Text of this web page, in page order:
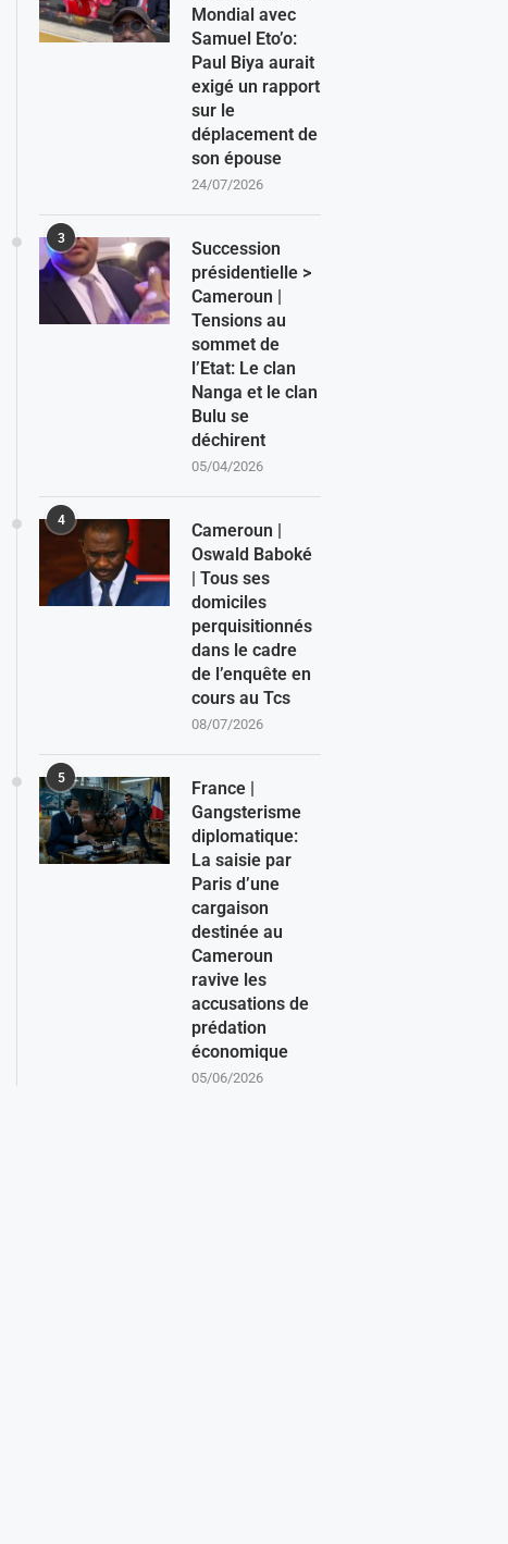
Mondial avec
Samuel Eto’o:
Paul Biya aurait
exigé un rapport
sur le
déplacement de
son épouse
24/07/2026
3
Succession
présidentielle >
Cameroun |
Tensions au
sommet de
l’Etat: Le clan
Nanga et le clan
Bulu se
déchirent
05/04/2026
4
Cameroun |
Oswald Baboké
| Tous ses
domiciles
perquisitionnés
dans le cadre
de l’enquête en
cours au Tcs
08/07/2026
5
France |
Gangsterisme
diplomatique:
La saisie par
Paris d’une
cargaison
destinée au
Cameroun
ravive les
accusations de
prédation
économique
05/06/2026